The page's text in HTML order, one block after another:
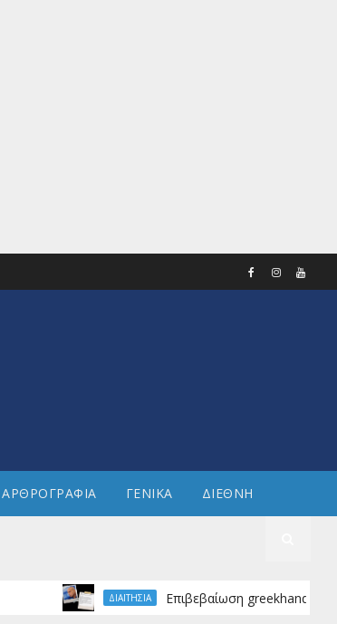
ΑΡΘΡΟΓΡΑΦΙΑ ΓΕΝΙΚΑ ΔΙΕΘΝΗ
ΔΙΑΙΤΗΣΙΑ Επιβεβαίωση greekhandball.com